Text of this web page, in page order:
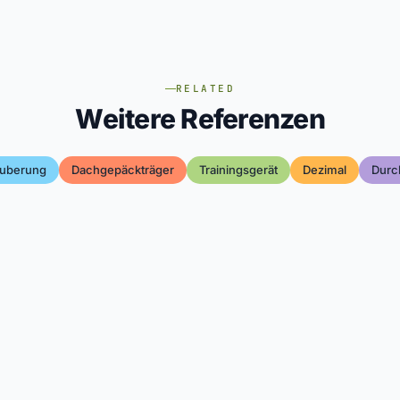
RELATED
Weitere Referenzen
Dachgepäckträger Trainingsgerät Dezimal